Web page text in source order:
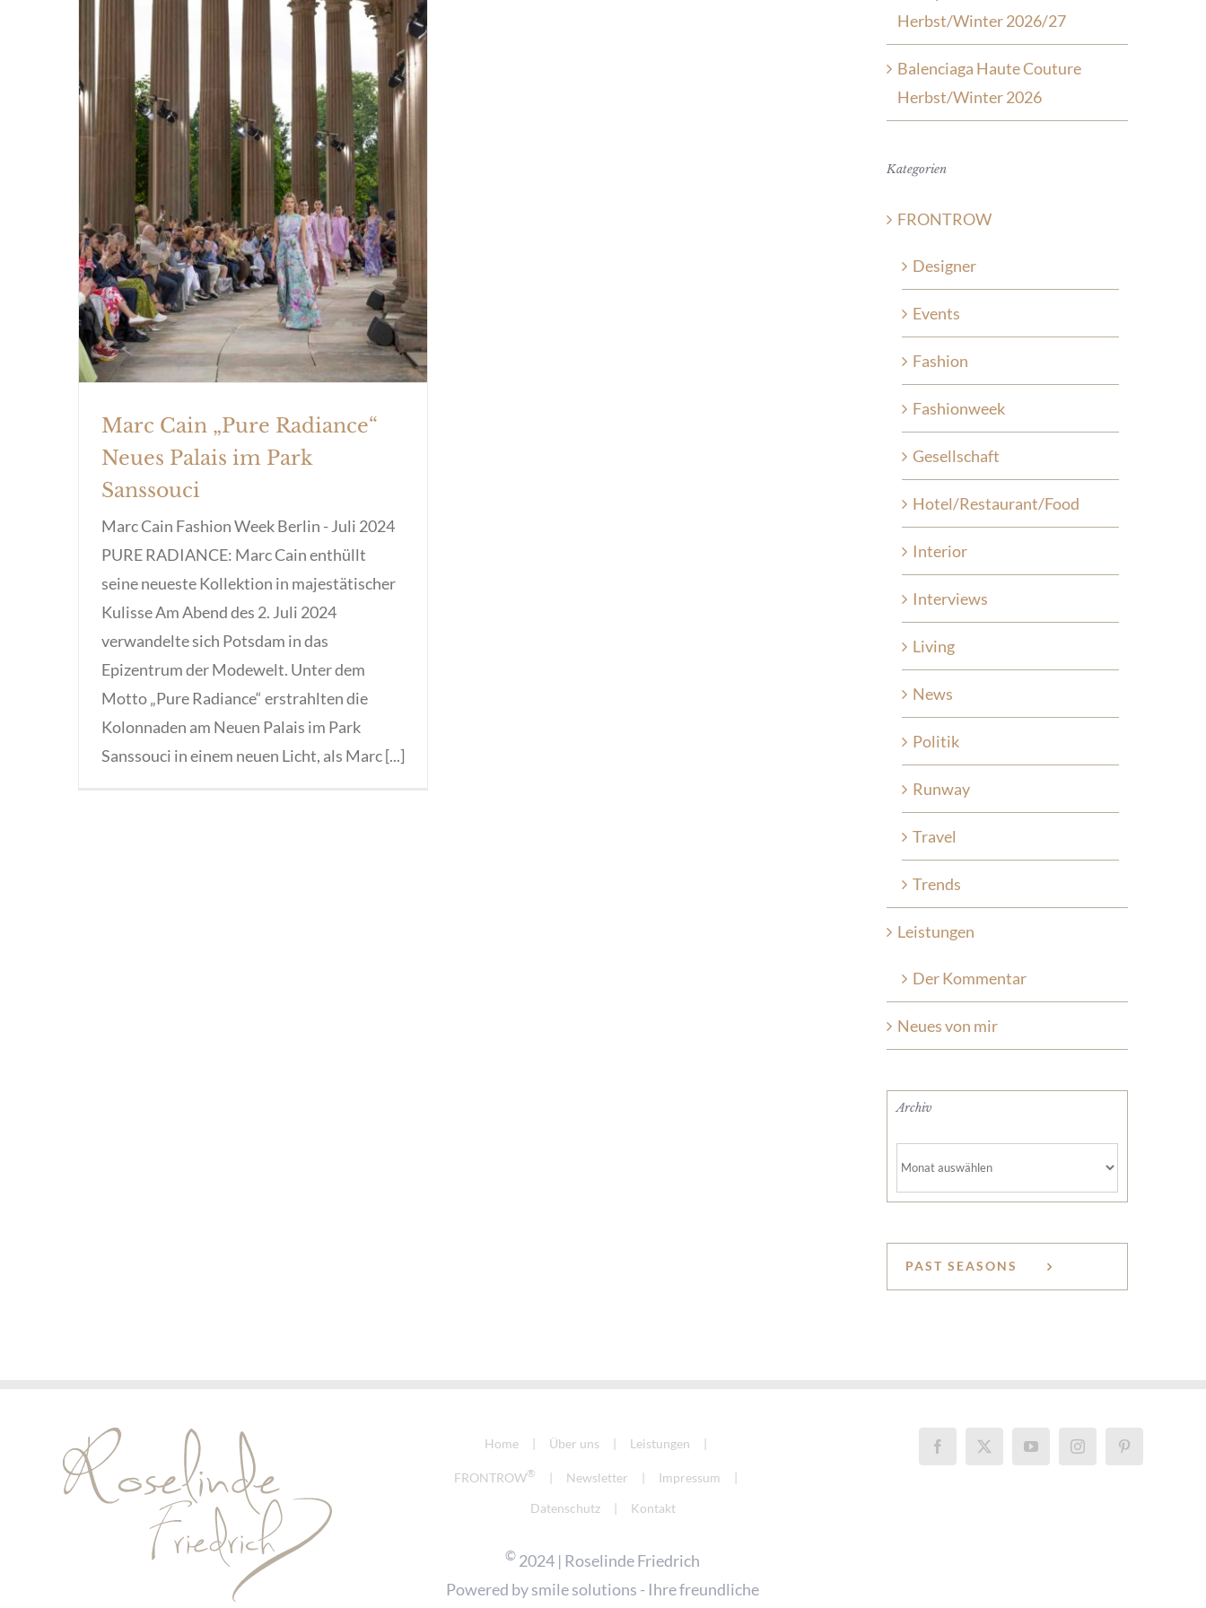
Marc Cain „Pure Radiance“ Neues
Palais im Park Sanssouci
Marc Cain „Pure Radiance“
Neues Palais im Park
Sanssouci
Marc Cain Fashion Week Berlin - Juli 2024
PURE RADIANCE: Marc Cain enthüllt
seine neueste Kollektion in majestätischer
Kulisse Am Abend des 2. Juli 2024
verwandelte sich Potsdam in das
Epizentrum der Modewelt. Unter dem
Motto „Pure Radiance“ erstrahlten die
Kolonnaden am Neuen Palais im Park
Sanssouci in einem neuen Licht, als Marc [...]
Herbst/Winter 2026/27
Balenciaga Haute Couture
Herbst/Winter 2026
Kategorien
FRONTROW
Designer
Events
Fashion
Fashionweek
Gesellschaft
Hotel/Restaurant/Food
Interior
Interviews
Living
News
Politik
Runway
Travel
Trends
Leistungen
Der Kommentar
Neues von mir
Archiv
PAST SEASONS
Home Über uns Leistungen
FRONTROW® Newsletter
Impressum
Datenschutz
Kontakt
© 2024 | Roselinde Friedrich
Powered bysmile solutions - Ihre freundliche